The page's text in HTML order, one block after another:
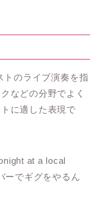
トのライブ演奏を指
などの分野でよく
に適した表現で
at a local
ーでギグをやるん